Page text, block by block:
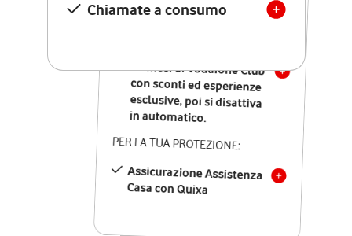
Chiamate a consumo
nazionali
12 mesi di Vodafone Club
con sconti ed esperienze
esclusive, poi si disattiva
in automatico.
PER LA TUA PROTEZIONE:
Assicurazione Assistenza
Casa con Quixa